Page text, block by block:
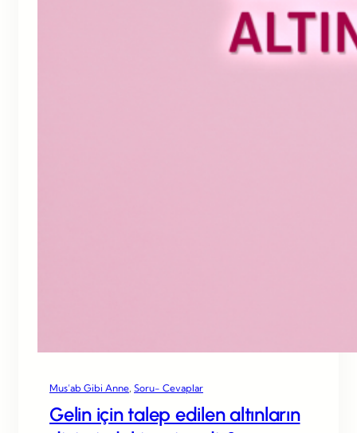
Mus’ab Gibi Anne Soru- Cevaplar
Gelin için talep edilen altınların